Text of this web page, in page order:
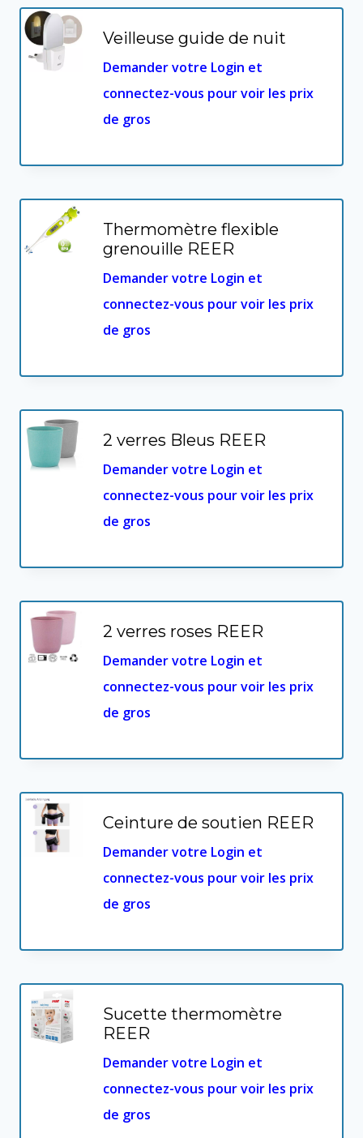
Veilleuse guide de nuit
Demander votre Login et
connectez-vous pour voir les prix
de gros
Thermomètre flexible
grenouille REER
Demander votre Login et
connectez-vous pour voir les prix
de gros
2 verres Bleus REER
Demander votre Login et
connectez-vous pour voir les prix
de gros
2 verres roses REER
Demander votre Login et
connectez-vous pour voir les prix
de gros
Ceinture de soutien REER
Demander votre Login et
connectez-vous pour voir les prix
de gros
Sucette thermomètre
REER
Demander votre Login et
connectez-vous pour voir les prix
de gros